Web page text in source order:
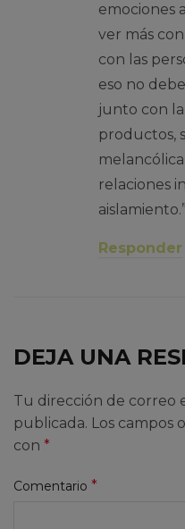
emociones
ver más
con las
eso no
junto con
productos,
relaciones
aislamiento.”
Responder
DEJA UNA
Tu dirección de correo
publicada. Los campos
con *
Comentario *